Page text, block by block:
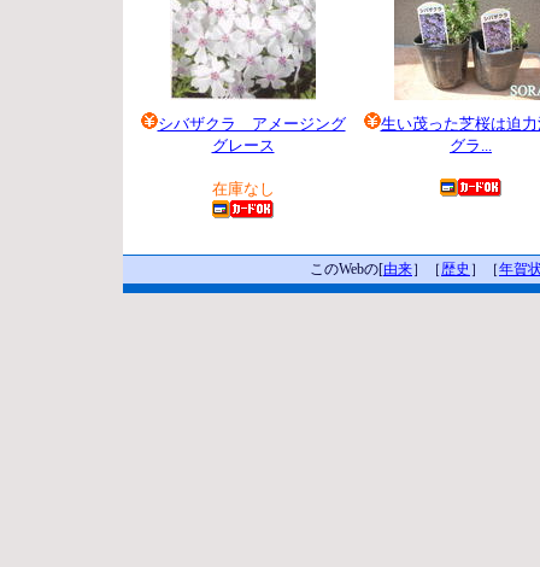
シバザクラ アメージング
グレース
在庫なし
生い茂った芝桜は迫
グラ...
このWebの[由来］［歴史 ］［年賀